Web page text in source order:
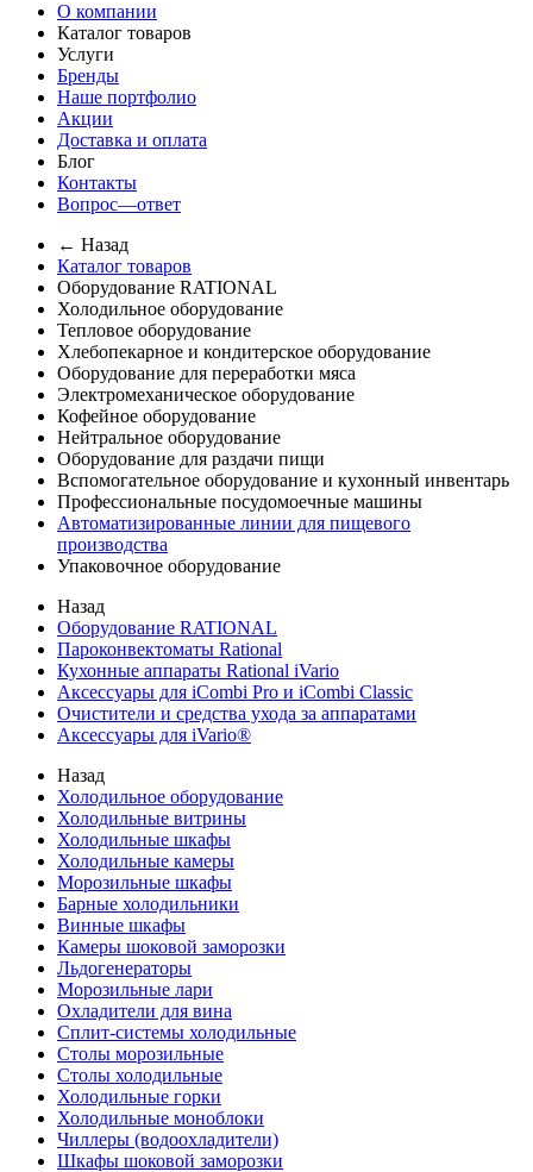
О компании
Каталог товаров
Услуги
Бренды
Наше портфолио
Акции
Доставка и оплата
Блог
Контакты
Вопрос—ответ
← Назад
Каталог товаров
Оборудование RATIONAL
Холодильное оборудование
Тепловое оборудование
Хлебопекарное и кондитерское оборудование
Оборудование для переработки мяса
Электромеханическое оборудование
Кофейное оборудование
Нейтральное оборудование
Оборудование для раздачи пищи
Вспомогательное оборудование и кухонный инвентарь
Профессиональные посудомоечные машины
Автоматизированные линии для пищевого
производства
Упаковочное оборудование
Назад
Оборудование RATIONAL
Пароконвектоматы Rational
Кухонные аппараты Rational iVario
Аксессуары для iCombi Pro и iCombi Classic
Очистители и средства ухода за аппаратами
Аксессуары для iVario®
Назад
Холодильное оборудование
Холодильные витрины
Холодильные шкафы
Холодильные камеры
Морозильные шкафы
Барные холодильники
Винные шкафы
Камеры шоковой заморозки
Льдогенераторы
Морозильные лари
Охладители для вина
Сплит-системы холодильные
Столы морозильные
Столы холодильные
Холодильные горки
Холодильные моноблоки
Чиллеры (водоохладители)
Шкафы шоковой заморозки